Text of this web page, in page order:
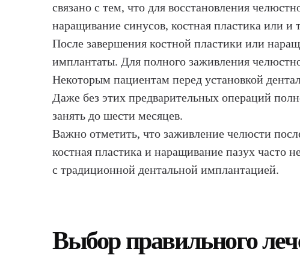
связано с тем, что для восстановления
наращивание синусов, костная пластика или и
После завершения костной пластики или
имплантаты. Для полного заживления
Некоторым пациентам перед установкой
Даже без этих предварительных операций
занять до шести месяцев.
Важно отметить, что заживление челюсти
костная пластика и наращивание пазух часто
с традиционной дентальной имплантацией.
Выбор правильного